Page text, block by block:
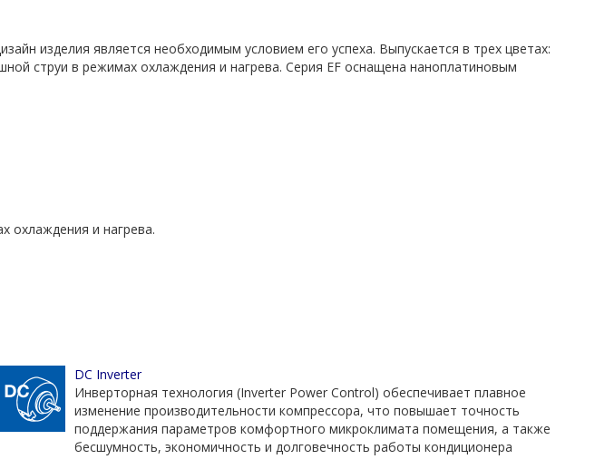
изделия является необходимым условием его успеха. Выпускается в трех цветах:
струи в режимах охлаждения и нагрева. Серия EF оснащена наноплатиновым
охлаждения и нагрева.
DC Inverter
Инверторная технология (Inverter Power Control) обеспечивает плавное
изменение производительности компрессора, что повышает точность
поддержания параметров комфортного микроклимата помещения, а также
бесшумность, экономичность и долговечность работы кондиционера